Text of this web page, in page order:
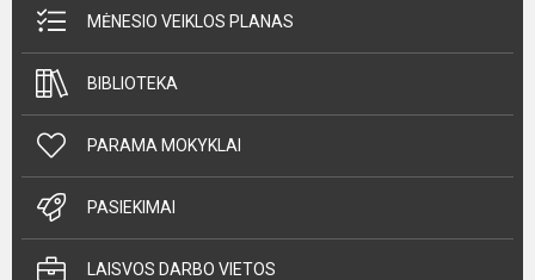
MĖNESIO VEIKLOS PLANAS
BIBLIOTEKA
PARAMA MOKYKLAI
PASIEKIMAI
LAISVOS DARBO VIETOS